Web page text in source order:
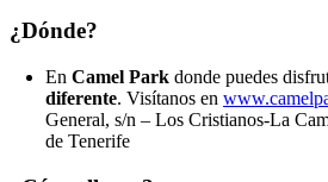
¿Dónde?
En Camel Park donde puedes
diferente. Visítanos en
General, s/n – Los Cristianos-La
de Tenerife